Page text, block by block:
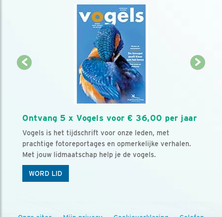
Ontvang 5 x Vogels voor € 36,00 per jaar
Vogels is het tijdschrift voor onze leden, met
prachtige fotoreportages en opmerkelijke verhalen.
Met jouw lidmaatschap help je de vogels.
WORD LID